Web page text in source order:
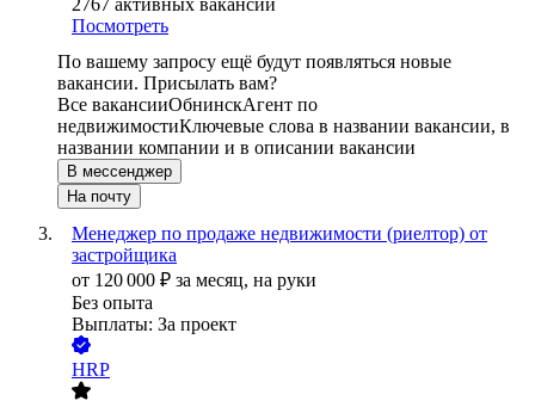
2767 активных вакансий
Посмотреть
По вашему запросу ещё будут появляться новые
вакансии. Присылать вам?
Все вакансииОбнинскАгент по
недвижимостиКлючевые слова в названии вакансии, в
названии компании и в описании вакансии
В мессенджер
На почту
Менеджер по продаже недвижимости (риелтор) от
застройщика
от 120 000 ₽ за месяц, на руки
Без опыта
Выплаты: За проект
HRP